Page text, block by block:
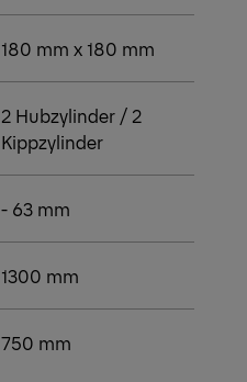
180 mm x 180 mm
2 Hubzylinder / 2
Kippzylinder
- 63 mm
1300 mm
750 mm